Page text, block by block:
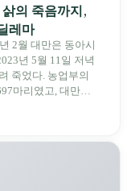
의 죽음까지,
레마
2월 대만은 동아시
년 5월 11일 저녁
죽었다. 농업부의
마리였고, 대만삵
의 91%에서 개가